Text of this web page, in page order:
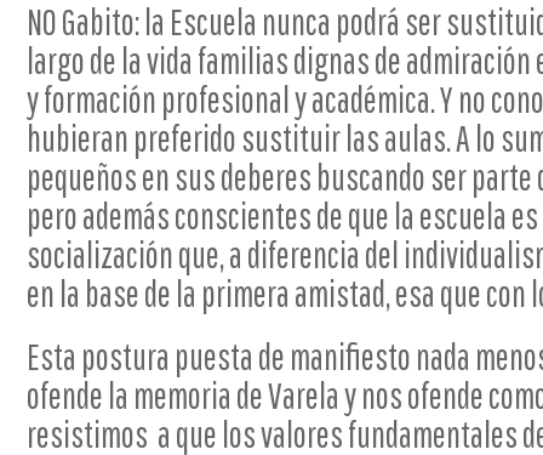
NO Gabito: la Escuela nunca podrá ser
largo de la vida familias dignas de
y formación profesional y académica. Y no
hubieran preferido sustituir las aulas. A lo
pequeños en sus deberes buscando ser
pero además conscientes de que la escuela
socialización que, a diferencia del
en la base de la primera amistad, esa que con
Esta postura puesta de manifiesto nada
ofende la memoria de Varela y nos ofende
resistimos a que los valores fundamentales